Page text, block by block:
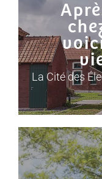
La Cité des